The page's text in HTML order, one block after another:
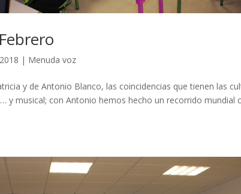
| Menuda voz
y de Antonio Blanco, las coincidencias que tienen las
y musical; con Antonio hemos hecho un recorrido mundial